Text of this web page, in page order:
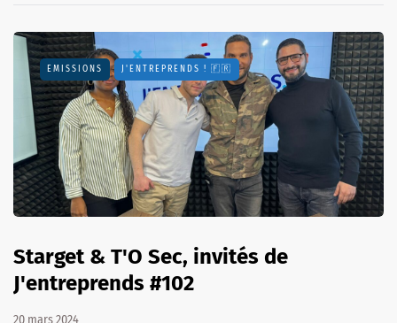
EMISSIONS J'ENTREPRENDS ! 🇫🇷
Starget & T'O Sec, invités de
J'entreprends #102